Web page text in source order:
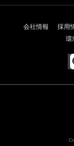
会社情報 採用
環